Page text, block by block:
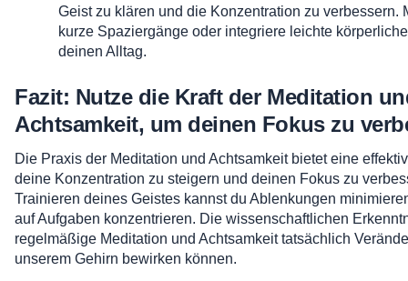
Geist zu klären und die Konzentration zu verbessern.
kurze Spaziergänge oder integriere leichte
deinen Alltag.
Fazit: Nutze die Kraft der Meditation
Achtsamkeit, um deinen Fokus zu
Die Praxis der Meditation und Achtsamkeit bietet eine
deine Konzentration zu steigern und deinen Fokus zu
Trainieren deines Geistes kannst du Ablenkungen
auf Aufgaben konzentrieren. Die wissenschaftlichen
regelmäßige Meditation und Achtsamkeit tatsächlich
unserem Gehirn bewirken können.